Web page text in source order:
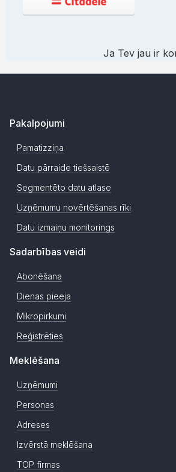
Ja Tev jau ir
Pakalpojumi
Pamatizziņa
Datu pārraide tiešsaistē
Segmentēto datu atlase
Uzņēmumu novērtēšanas rīki
Datu izmaiņu monitorings
Sadarbības veidi
Abonēšana
Dienas pieeja
Mikropirkumi
Reģistrēties
Meklēšana
Uzņēmumi
Personas
Adreses
Izvērstā meklēšana
TOP firmas